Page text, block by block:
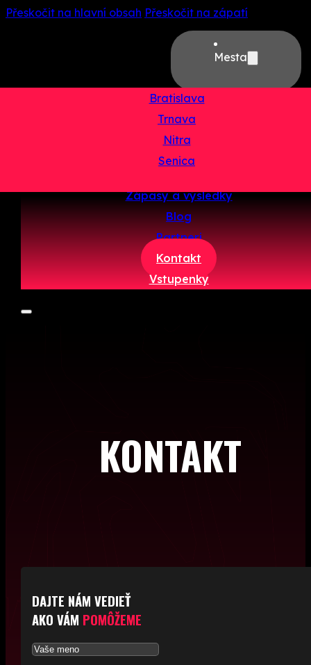
Přeskočit na hlavní obsah Přeskočit na zápatí
Mesta
Bratislava
Trnava
Nitra
Senica
Domov
O projekte
Zápasy a výsledky
Blog
Partneri
Kontakt
Vstupenky
KONTAKT
DAJTE NÁM VEDIEŤ
AKO VÁM POMÔŽEME